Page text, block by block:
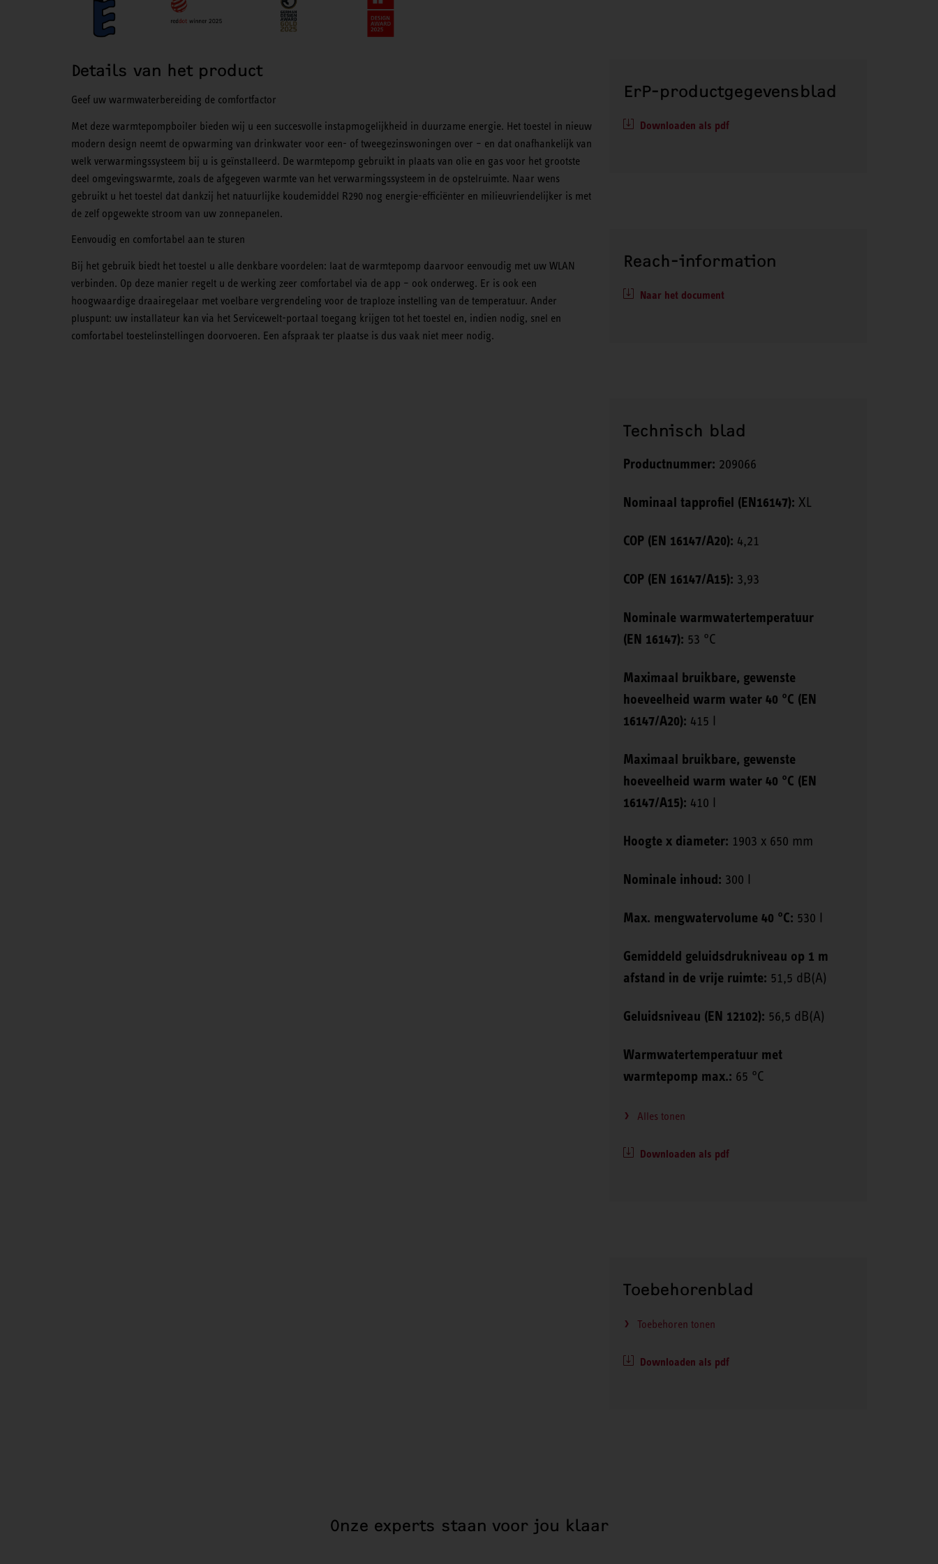
Details van het product
Geef uw warmwaterbereiding de comfortfactor
Met deze warmtepompboiler bieden wij u een succesvolle instapmogelijkheid in duurzame energie. Het toestel in nieuw
modern design neemt de opwarming van drinkwater voor een- of tweegezinswoningen over – en dat onafhankelijk van
welk verwarmingssysteem bij u is geïnstalleerd. De warmtepomp gebruikt in plaats van olie en gas voor het grootste
deel omgevingswarmte, zoals de afgegeven warmte van het verwarmingssysteem in de opstelruimte. Naar wens
gebruikt u het toestel dat dankzij het natuurlijke koudemiddel R290 nog energie-efficiënter en milieuvriendelijker is met
de zelf opgewekte stroom van uw zonnepanelen.
Eenvoudig en comfortabel aan te sturen
Bij het gebruik biedt het toestel u alle denkbare voordelen: laat de warmtepomp daarvoor eenvoudig met uw WLAN
verbinden. Op deze manier regelt u de werking zeer comfortabel via de app – ook onderweg. Er is ook een
hoogwaardige draairegelaar met voelbare vergrendeling voor de traploze instelling van de temperatuur. Ander
pluspunt: uw installateur kan via het Servicewelt-portaal toegang krijgen tot het toestel en, indien nodig, snel en
comfortabel toestelinstellingen doorvoeren. Een afspraak ter plaatse is dus vaak niet meer nodig.
ErP-productgegevensblad
Downloaden als pdf
Reach-information
Naar het document
Technisch blad
Productnummer: 209066
Nominaal tapprofiel (EN16147): XL
COP (EN 16147/A20): 4,21
COP (EN 16147/A15): 3,93
Nominale warmwatertemperatuur
(EN 16147): 53 °C
Maximaal bruikbare, gewenste
hoeveelheid warm water 40 °C (EN
16147/A20): 415 l
Maximaal bruikbare, gewenste
hoeveelheid warm water 40 °C (EN
16147/A15): 410 l
Hoogte x diameter: 1903 x 650 mm
Nominale inhoud: 300 l
Max. mengwatervolume 40 °C: 530 l
Gemiddeld geluidsdrukniveau op 1 m
afstand in de vrije ruimte: 51,5 dB(A)
Geluidsniveau (EN 12102): 56,5 dB(A)
Warmwatertemperatuur met
warmtepomp max.: 65 °C
Alles tonen
Downloaden als pdf
Toebehorenblad
Toebehoren tonen
Downloaden als pdf
Onze experts staan voor jou klaar